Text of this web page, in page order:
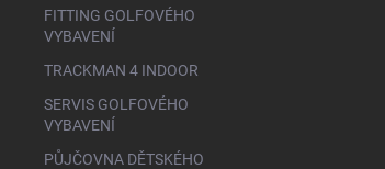
FITTING GOLFOVÉHO
VYBAVENÍ
TRACKMAN 4 INDOOR
SERVIS GOLFOVÉHO
VYBAVENÍ
PŮJČOVNA DĚTSKÉHO